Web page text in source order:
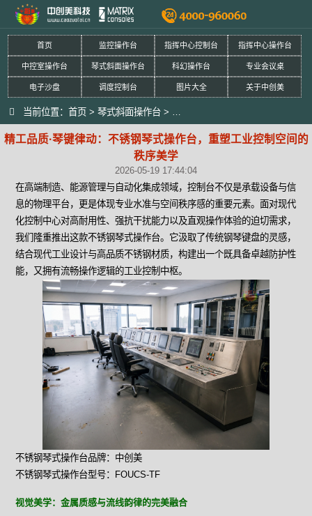
首页 监控操作台 指挥中心控制台 指挥中心操作台
中控室操作台 琴式斜面操作台 科幻操作台 专业会议桌
电子沙盘 调度控制台 图片大全 关于中创美
当前位置：首页 > 琴式斜面操作台 > 精工品质·琴键律动：不锈钢琴式
精工品质·琴键律动：不锈钢琴式操作台，重塑工业控制空间的
秩序美学
2026-05-19 17:44:04
在高端制造、能源管理与自动化集成领域，控制台不仅是承载设备与信
息的物理平台，更是体现专业水准与空间秩序感的重要元素。面对现代
化控制中心对高耐用性、强抗干扰能力以及直观操作体验的迫切需求，
我们隆重推出这款不锈钢琴式操作台。它汲取了传统钢琴键盘的灵感，
结合现代工业设计与高品质不锈钢材质，构建出一个既具备卓越防护性
能，又拥有流畅操作逻辑的工业控制中枢。
不锈钢琴式操作台品牌：中创美
不锈钢琴式操作台型号：FOUCS-TF
视觉美学：金属质感与流线韵律的完美融合